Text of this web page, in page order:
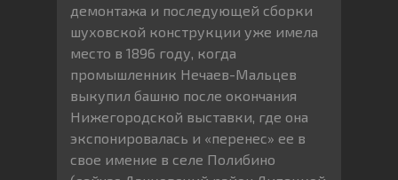
демонтажа и последующей сборки
шуховской конструкции уже имела
место в 1896 году, когда
промышленник Нечаев-Мальцев
выкупил башню после окончания
Нижегородской выставки, где она
экспонировалась и «перенес» ее в
свое имение в селе Полибино